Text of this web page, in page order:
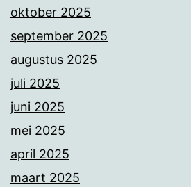
oktober 2025
september 2025
augustus 2025
juli 2025
juni 2025
mei 2025
april 2025
maart 2025